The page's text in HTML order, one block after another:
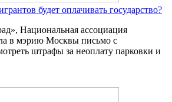
будет оплачивать государство?
Национальная ассоциация
в мэрию Москвы письмо с
штрафы за неоплату парковки и